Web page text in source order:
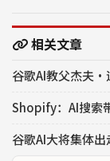
相关文章
谷歌AI教父杰夫·
Shopify：AI搜索
谷歌AI大将集体